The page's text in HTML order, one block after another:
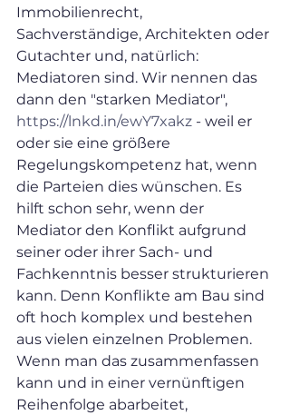
Immobilienrecht,
Sachverständige, Architekten oder
Gutachter und, natürlich:
Mediatoren sind. Wir nennen das
dann den "starken Mediator",
https://lnkd.in/ewY7xakz - weil er
oder sie eine größere
Regelungskompetenz hat, wenn
die Parteien dies wünschen. Es
hilft schon sehr, wenn der
Mediator den Konflikt aufgrund
seiner oder ihrer Sach- und
Fachkenntnis besser strukturieren
kann. Denn Konflikte am Bau sind
oft hoch komplex und bestehen
aus vielen einzelnen Problemen.
Wenn man das zusammenfassen
kann und in einer vernünftigen
Reihenfolge abarbeitet,